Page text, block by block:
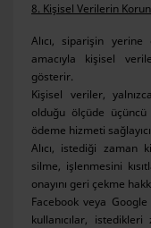
8. Kişisel Verilerin
Alıcı, siparişin yerine
amacıyla kişisel
gösterir.
Kişisel veriler,
olduğu ölçüde
ödeme hizmeti
Alıcı, istediği zaman
silme, işlenmesini
onayını geri çekme
Facebook veya
kullanıcılar,